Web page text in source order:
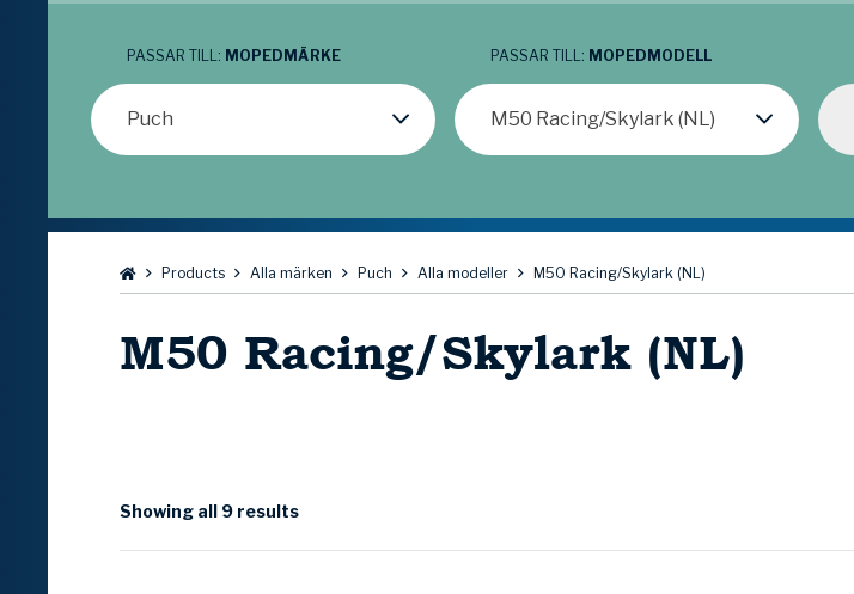
PASSAR TILL: MOPEDMÄRKE
Puch
PASSAR TILL: MOPEDMODELL
M50 Racing/Skylark (NL)
Bläddra:Products Alla märken Puch Alla modeller M50 Racing/Skylark (NL)
M50 Racing/Skylark (NL)
Showing all 9 results